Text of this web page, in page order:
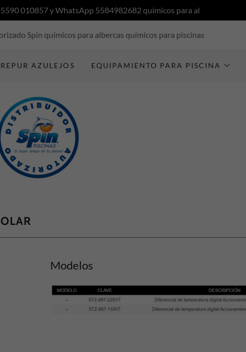
010857 y WhatsApp 5584982682 químicos para al
Spin químicos para albercas químicos para piscinas
AZULEJOS EQUIPAMIENTO PARA PISCINA
Modelos